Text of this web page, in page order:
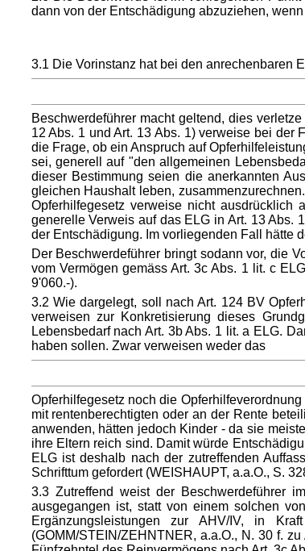
dann von der Entschädigung abzuziehen,
3.1 Die Vorinstanz hat bei den anrechenbaren
Beschwerdeführer macht geltend, dies
12 Abs. 1 und Art. 13 Abs. 1) verweise bei der
die Frage, ob ein Anspruch auf
sei, generell auf "den allgemeinen
dieser Bestimmung seien die anerkannten
gleichen Haushalt leben,
Opferhilfegesetz verweise nicht
generelle Verweis auf das ELG in Art. 13 Abs.
der Entschädigung. Im vorliegenden Fall hätte
Der Beschwerdeführer bringt sodann vor, die
vom Vermögen gemäss Art. 3c Abs. 1 lit. c
9'060.-).
3.2 Wie dargelegt, soll nach Art. 124 BV
verweisen zur Konkretisierung dieses
Lebensbedarf nach Art. 3b Abs. 1 lit. a ELG.
haben sollen. Zwar verweisen weder das
Opferhilfegesetz noch die
mit rentenberechtigten oder an der Rente
anwenden, hätten jedoch Kinder - da sie
ihre Eltern reich sind. Damit würde
ELG ist deshalb nach der zutreffenden
Schrifttum gefordert (WEISHAUPT, a.a.O., S.
3.3 Zutreffend weist der Beschwerdeführer
ausgegangen ist, statt von einem solchen
Ergänzungsleistungen zur AHV/IV, in
(GOMM/STEIN/ZEHNTNER, a.a.O., N. 30 f.